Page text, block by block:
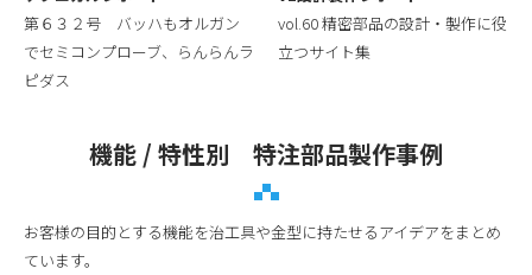
第６３２号 バッハもオルガン
でセミコンプローブ、らんらんラ
ピダス
vol.60 精密部品の設計・製作に役
立つサイト集
機能 / 特性別 特注部品製作事例
お客様の目的とする機能を治工具や金型に持たせるアイデアをまとめ
ています。